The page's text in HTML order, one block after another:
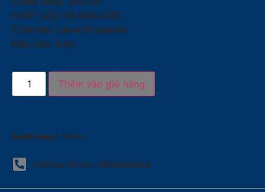
CHẤT LIỆU VÀ MÀU SẮC:
Chất liệu: Len & Polyester
Màu sắc: Xám
Thêm vào giỏ hàng
Danh mục: Thảm
Hotline hỗ trợ: 0938598666